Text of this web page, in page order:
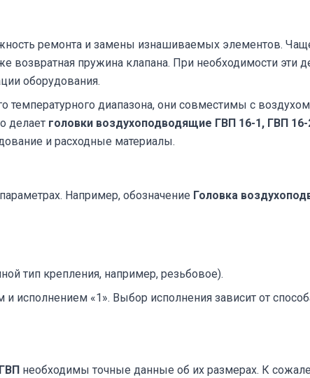
ремонта и замены изнашиваемых элементов.
пружина клапана. При необходимости эти
оборудования.
диапазона, они совместимы с
делает головки воздухоподводящие ГВП 16-1, ГВП
и расходные материалы.
Например, обозначение Головка
тип крепления, например, резьбовое).
исполнением «1». Выбор исполнения зависит от
необходимы точные данные об их размерах. К